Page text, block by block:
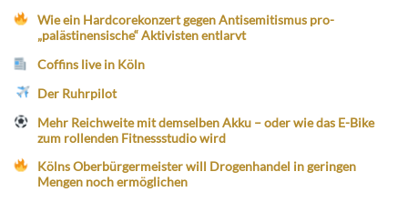
Wie ein Hardcorekonzert gegen Antisemitismus pro-
„palästinensische“ Aktivisten entlarvt
Coffins live in Köln
Der Ruhrpilot
Mehr Reichweite mit demselben Akku – oder wie das E-Bike
zum rollenden Fitnessstudio wird
Kölns Oberbürgermeister will Drogenhandel in geringen
Mengen noch ermöglichen